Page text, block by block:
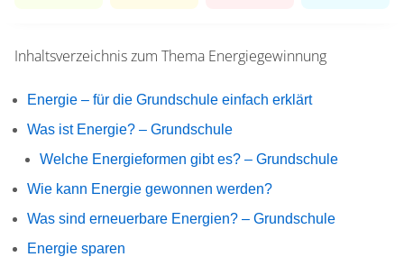
Inhaltsverzeichnis zum Thema Energiegewinnung
Energie – für die Grundschule einfach erklärt
Was ist Energie? – Grundschule
Welche Energieformen gibt es? – Grundschule
Wie kann Energie gewonnen werden?
Was sind erneuerbare Energien? – Grundschule
Energie sparen